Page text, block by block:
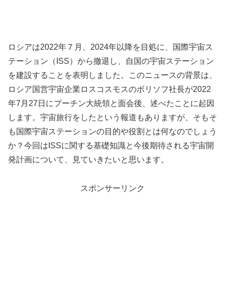
ロシアは2022年７月、2024年以降を目処に、国際宇宙ス
テーション（ISS）から撤退し、自国の宇宙ステーション
を建設することを表明しました。このニュースの背景は、
ロシア国営宇宙企業ロスコスモスのボリソフ社長が2022
年7月27日にプーチン大統領と面会後、述べたことに起因
します。宇宙旅行をしたという報道もありますが、そもそ
も国際宇宙ステーションの目的や役割とは何なのでしょう
か？今回はISSに関する基礎知識と今後期待される宇宙開
発計画について、見ていきたいと思います。
スポンサーリンク